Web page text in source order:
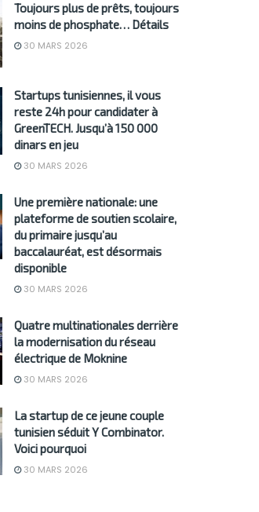
Toujours plus de prêts, toujours
moins de phosphate… Détails
30 MARS 2026
Startups tunisiennes, il vous
reste 24h pour candidater à
GreenTECH. Jusqu’à 150 000
dinars en jeu
30 MARS 2026
Une première nationale: une
plateforme de soutien scolaire,
du primaire jusqu’au
baccalauréat, est désormais
disponible
30 MARS 2026
Quatre multinationales derrière
la modernisation du réseau
électrique de Moknine
30 MARS 2026
La startup de ce jeune couple
tunisien séduit Y Combinator.
Voici pourquoi
30 MARS 2026